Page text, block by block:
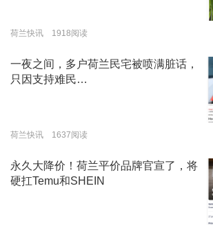
荷兰快讯 1918阅读
一夜之间，多户荷兰民宅被喷满脏话，
只因支持难民…
荷兰快讯 1637阅读
永久大降价！荷兰平价品牌官宣了，将
硬扛Temu和SHEIN